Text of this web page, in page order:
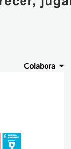
Colabora